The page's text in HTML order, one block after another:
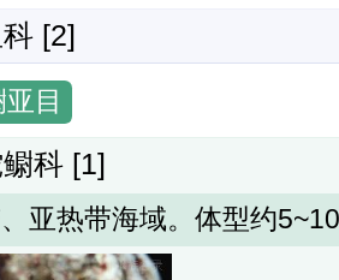
[2]
目
科 [1]
亚热带海域。体型约